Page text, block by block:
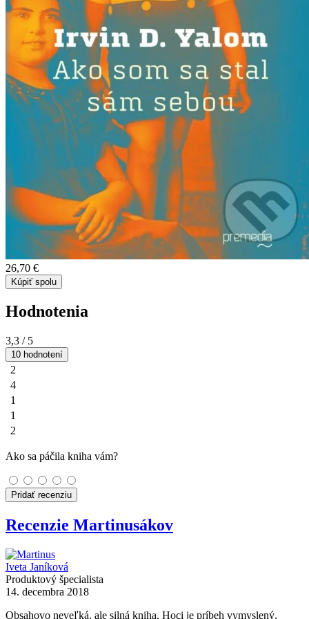
26,70 €
Kúpiť spolu
Hodnotenia
3,3 / 5
10 hodnotení
2
4
1
1
2
Ako sa páčila kniha vám?
Pridať recenziu
Recenzie Martinusákov
Iveta Janíková
Produktový špecialista
14. decembra 2018
Obsahovo neveľká, ale silná kniha. Hoci je príbeh vymyslený,